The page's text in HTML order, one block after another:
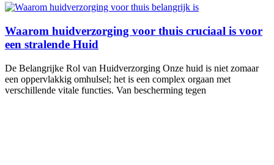
Waarom huidverzorging voor thuis cruciaal is voor
een stralende Huid
De Belangrijke Rol van Huidverzorging Onze huid is niet zomaar
een oppervlakkig omhulsel; het is een complex orgaan met
verschillende vitale functies. Van bescherming tegen